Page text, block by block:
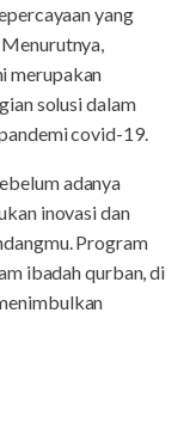
yang
merupakan
solusi dalam
covid-19.
adanya
inovasi dan
Program
ibadah qurban, di